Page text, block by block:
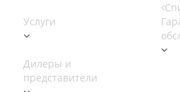
Услуги
Дилеры и
представители